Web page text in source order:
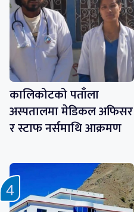
कालिकोटको पताँला
अस्पतालमा मेडिकल अफिसर
र स्टाफ नर्समाथि आक्रमण